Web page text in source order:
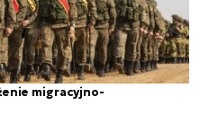
migracyjno-